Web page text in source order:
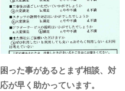
困った事があるとまず相談、対
応が早く助かっています。